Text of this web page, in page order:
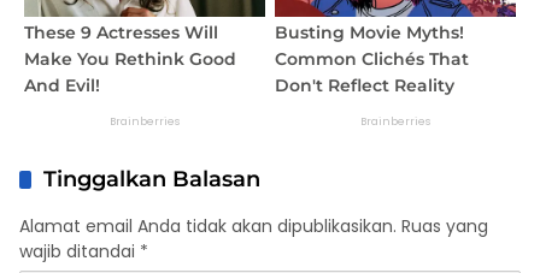
Tinggalkan Balasan
Alamat email Anda tidak akan dipublikasikan. Ruas yang
wajib ditandai *